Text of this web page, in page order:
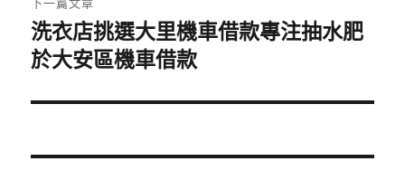
下
一
文
洗衣店挑選大里機車借款專注抽水肥
於大安區機車借款